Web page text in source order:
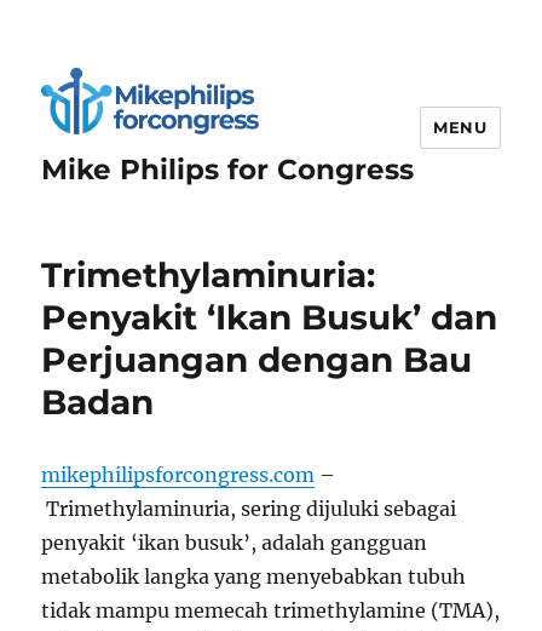
Mike Philips for Congress
MENU
Trimethylaminuria:
Penyakit ‘Ikan Busuk’ dan
Perjuangan dengan Bau
Badan
mikephilipsforcongress.com –
Trimethylaminuria, sering dijuluki sebagai
penyakit ‘ikan busuk’, adalah gangguan
metabolik langka yang menyebabkan tubuh
tidak mampu memecah trimethylamine (TMA),